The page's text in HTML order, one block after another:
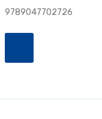
9789047702726